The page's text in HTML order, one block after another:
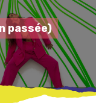
passée)